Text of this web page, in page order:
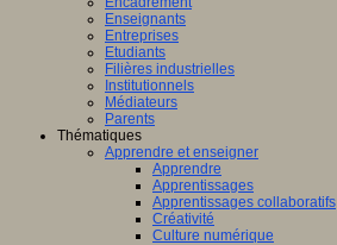
Enseignants
Entreprises
Etudiants
Filières industrielles
Institutionnels
Médiateurs
Parents
Thématiques
Apprendre et enseigner
Apprendre
Apprentissages
Apprentissages collaboratifs
Créativité
Culture numérique